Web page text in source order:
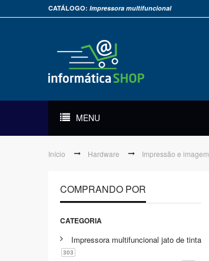
CATÁLOGO: Impressora multifuncional
MENU
Início Hardware Impressão e imagem
COMPRANDO POR
CATEGORIA
Impressora multifuncional jato de tinta
303